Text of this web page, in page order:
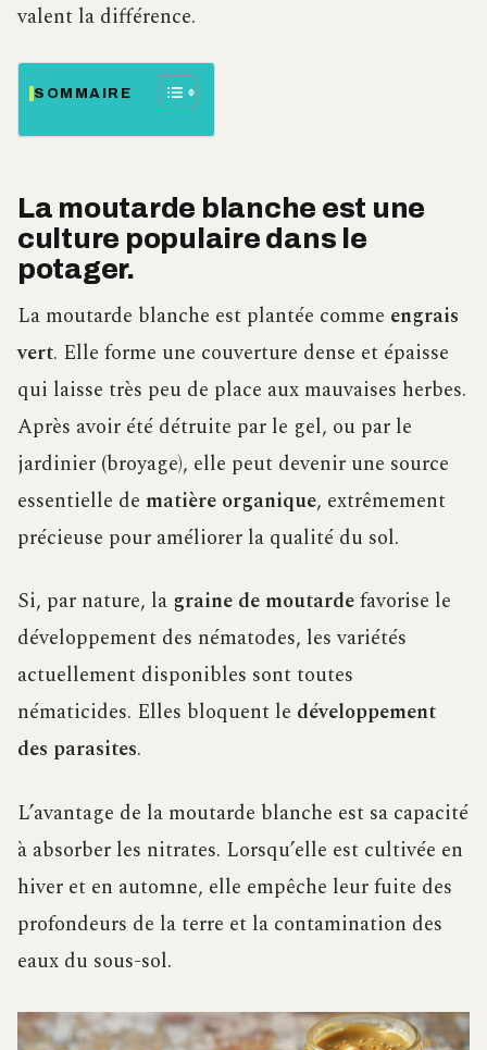
valent la différence.
SOMMAIRE
La moutarde blanche est une
culture populaire dans le
potager.
La moutarde blanche est plantée comme engrais
vert. Elle forme une couverture dense et épaisse
qui laisse très peu de place aux mauvaises herbes.
Après avoir été détruite par le gel, ou par le
jardinier (broyage), elle peut devenir une source
essentielle de matière organique, extrêmement
précieuse pour améliorer la qualité du sol.
Si, par nature, la graine de moutardefavorise le
développement des nématodes, les variétés
actuellement disponibles sont toutes
nématicides. Elles bloquent le développement
des parasites.
L’avantage de la moutarde blanche est sa capacité
à absorber les nitrates. Lorsqu’elle est cultivée en
hiver et en automne, elle empêche leur fuite des
profondeurs de la terre et la contamination des
eaux du sous-sol.